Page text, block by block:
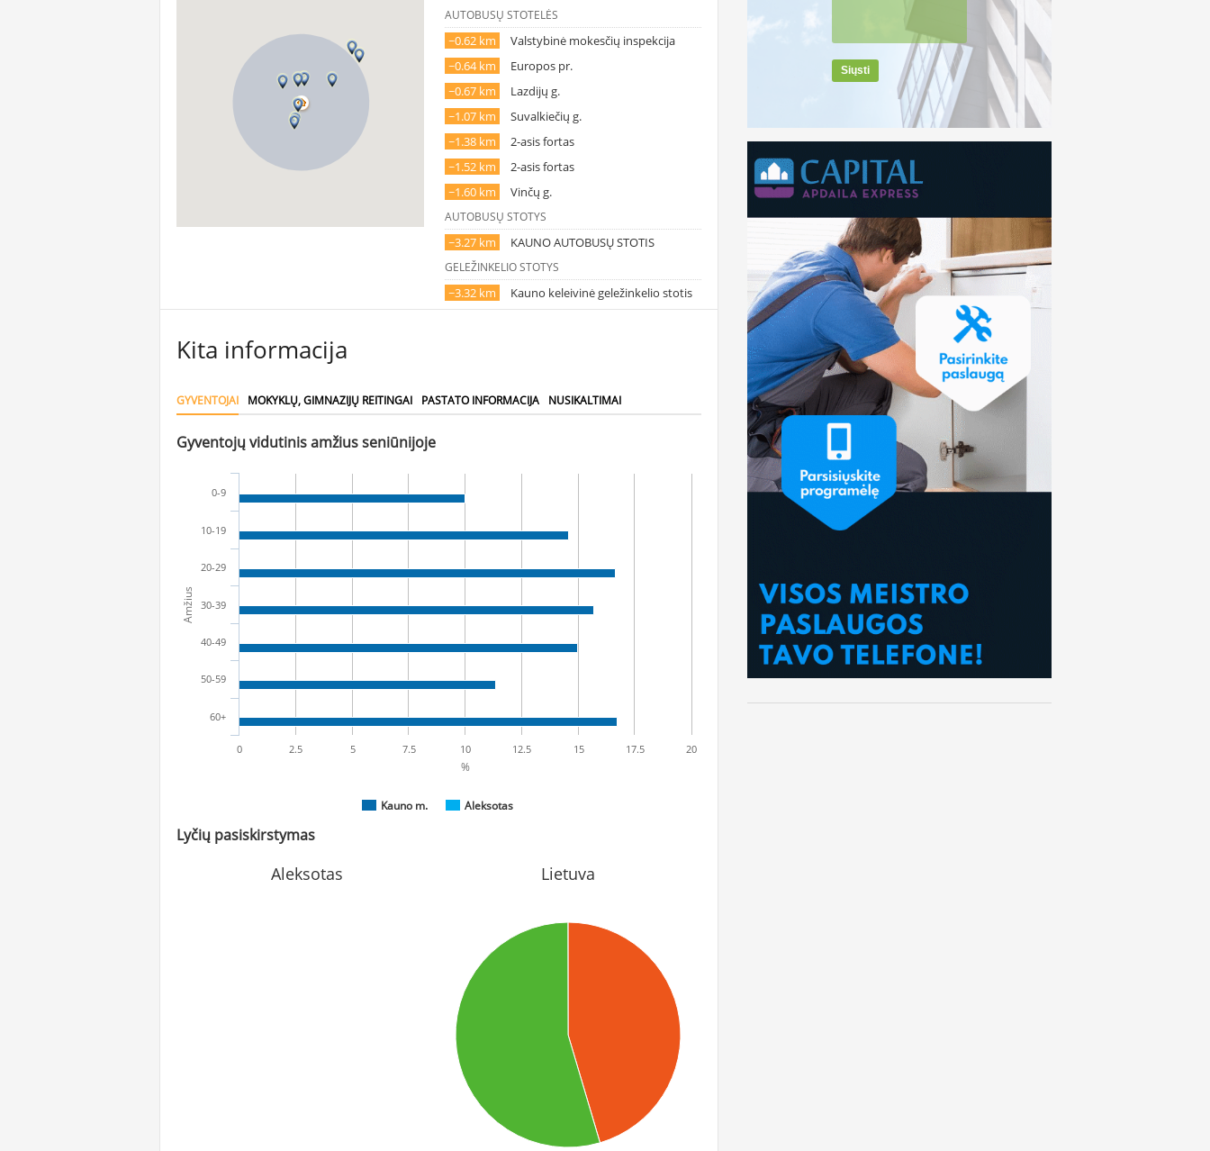
AUTOBUSŲ STOTELĖS
~0.62 km
Valstybinė mokesčių inspekcija
~0.64 km
Europos pr.
~0.67 km
Lazdijų g.
~1.07 km
Suvalkiečių g.
~1.38 km
2-asis fortas
~1.52 km
2-asis fortas
~1.60 km
Vinčų g.
AUTOBUSŲ STOTYS
~3.27 km KAUNO AUTOBUSŲ STOTIS
GELEŽINKELIO STOTYS
~3.32 km Kauno keleivinė geležinkelio stotis
Kita informacija
GYVENTOJAI MOKYKLŲ, GIMNAZIJŲ REITINGAI PASTATO INFORMACIJA NUSIKALTIMAI
Gyventojų vidutinis amžius seniūnijoje
Amžius
%
Kauno m. Aleksotas
0-9
10-19
20-29
30-39
40-49
50-59
60+
0 10
2.5 5 7.5 12.5 15 17.5 20
Lyčių pasiskirstymas
Aleksotas Lietuva
Siųsti